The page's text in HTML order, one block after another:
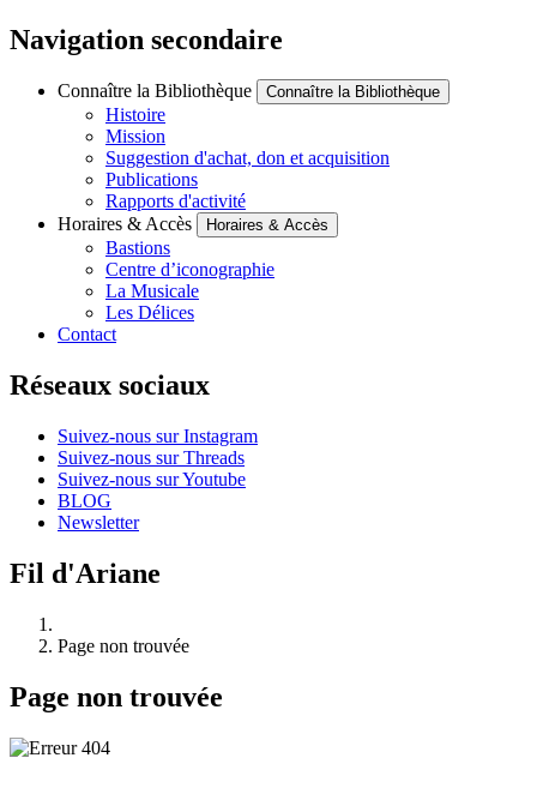
Navigation secondaire
Connaître la Bibliothèque Connaître la Bibliothèque
Histoire
Mission
Suggestion d'achat, don et acquisition
Publications
Rapports d'activité
Horaires & Accès
Horaires & Accès
Bastions
Centre d’iconographie
La Musicale
Les Délices
Contact
Réseaux sociaux
Suivez-nous sur Instagram
Suivez-nous sur Threads
Suivez-nous sur Youtube
BLOG
Newsletter
Fil d'Ariane
Page non trouvée
Page non trouvée